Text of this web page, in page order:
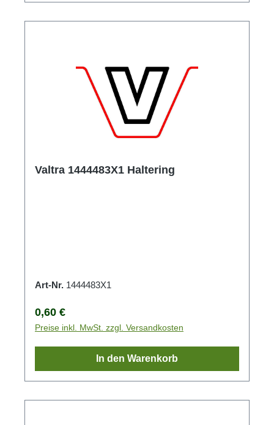
Valtra 1444483X1 Haltering
Art-Nr. 1444483X1
Regulärer Preis:
0,60 €
Preise inkl. MwSt. zzgl. Versandkosten
In den Warenkorb